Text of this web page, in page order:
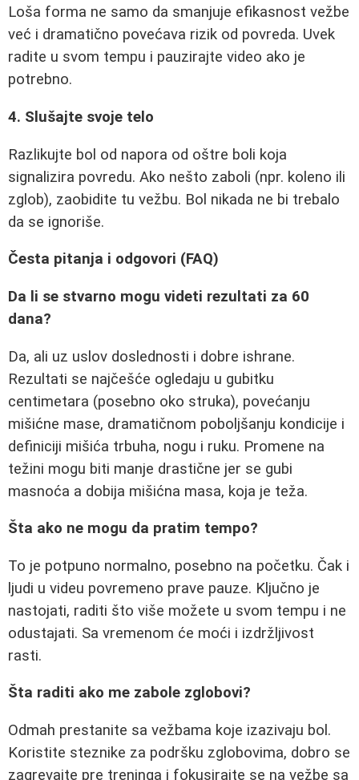
Loša forma ne samo da smanjuje efikasnost vežbe
već i dramatično povećava rizik od povreda. Uvek
radite u svom tempu i pauzirajte video ako je
potrebno.
4. Slušajte svoje telo
Razlikujte bol od napora od oštre boli koja
signalizira povredu. Ako nešto zaboli (npr. koleno ili
zglob), zaobidite tu vežbu. Bol nikada ne bi trebalo
da se ignoriše.
Česta pitanja i odgovori (FAQ)
Da li se stvarno mogu videti rezultati za 60
dana?
Da, ali uz uslov doslednosti i dobre ishrane.
Rezultati se najčešće ogledaju u gubitku
centimetara (posebno oko struka), povećanju
mišićne mase, dramatičnom poboljšanju kondicije i
definiciji mišića trbuha, nogu i ruku. Promene na
težini mogu biti manje drastične jer se gubi
masnoća a dobija mišićna masa, koja je teža.
Šta ako ne mogu da pratim tempo?
To je potpuno normalno, posebno na početku. Čak i
ljudi u videu povremeno prave pauze. Ključno je
nastojati, raditi što više možete u svom tempu i ne
odustajati. Sa vremenom će moći i izdržljivost
rasti.
Šta raditi ako me zabole zglobovi?
Odmah prestanite sa vežbama koje izazivaju bol.
Koristite steznike za podršku zglobovima, dobro se
zagrevajte pre treninga i fokusirajte se na vežbe sa